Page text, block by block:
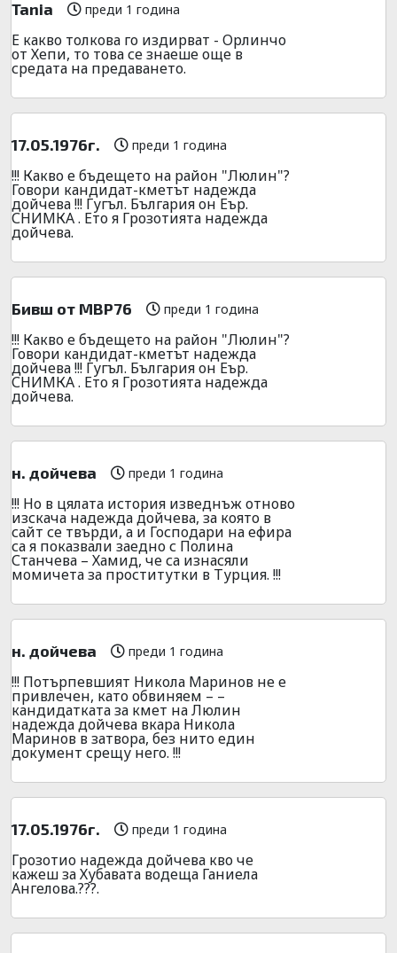
Tania преди 1 година
Е какво толкова го издирват - Орлинчо
от Хепи, то това се знаеше още в
средата на предаването.
17.05.1976г. преди 1 година
!!! Какво е бъдещето на район "Люлин"?
Говори кандидат-кметът надежда
дойчева !!! Гугъл. България он Еър.
СНИМКА . Ето я Грозотията надежда
дойчева.
Бивш от МВР76 преди 1 година
!!! Какво е бъдещето на район "Люлин"?
Говори кандидат-кметът надежда
дойчева !!! Гугъл. България он Еър.
СНИМКА . Ето я Грозотията надежда
дойчева.
н. дойчева преди 1 година
!!! Но в цялата история изведнъж отново
изскача надежда дойчева, за която в
сайт се твърди, а и Господари на ефира
са я показвали заедно с Полина
Станчева – Хамид, че са изнасяли
момичета за проститутки в Турция. !!!
н. дойчева преди 1 година
!!! Потърпевшият Никола Маринов не е
привлечен, като обвиняем – –
кандидатката за кмет на Люлин
надежда дойчева вкара Никола
Маринов в затвора, без нито един
документ срещу него. !!!
17.05.1976г. преди 1 година
Грозотио надежда дойчева кво че
кажеш за Хубавата водеща Ганиела
Ангелова.???.